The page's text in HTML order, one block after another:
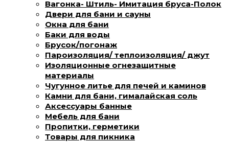
Вагонка- Штиль- Имитация бруса-Полок
Двери для бани и сауны
Окна для бани
Баки для воды
Брусок/погонаж
Пароизоляция/ теплоизоляция/ джут
Изоляционные огнезащитные
материалы
Чугунное литье для печей и каминов
Камни для бани, гималайская соль
Аксессуары банные
Мебель для бани
Пропитки, герметики
Товары для пикника